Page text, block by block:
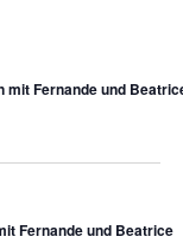
mit Fernande und
Fernande und Beatrice